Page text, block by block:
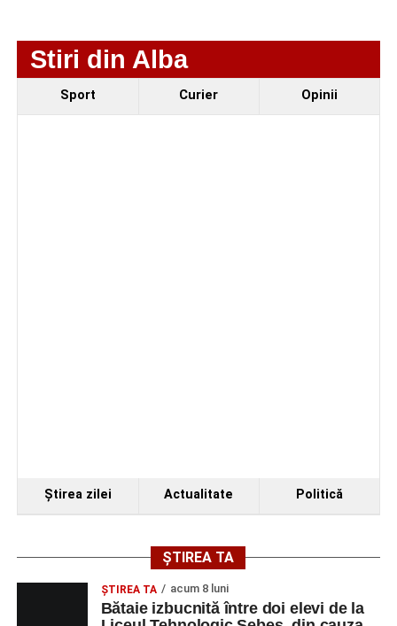
Stiri din Alba
Sport Curier Opinii
Ştirea zilei Actualitate Politică
ȘTIREA TA
ŞTIREA TA acum 8 luni
Bătaie izbucnită între doi elevi de la